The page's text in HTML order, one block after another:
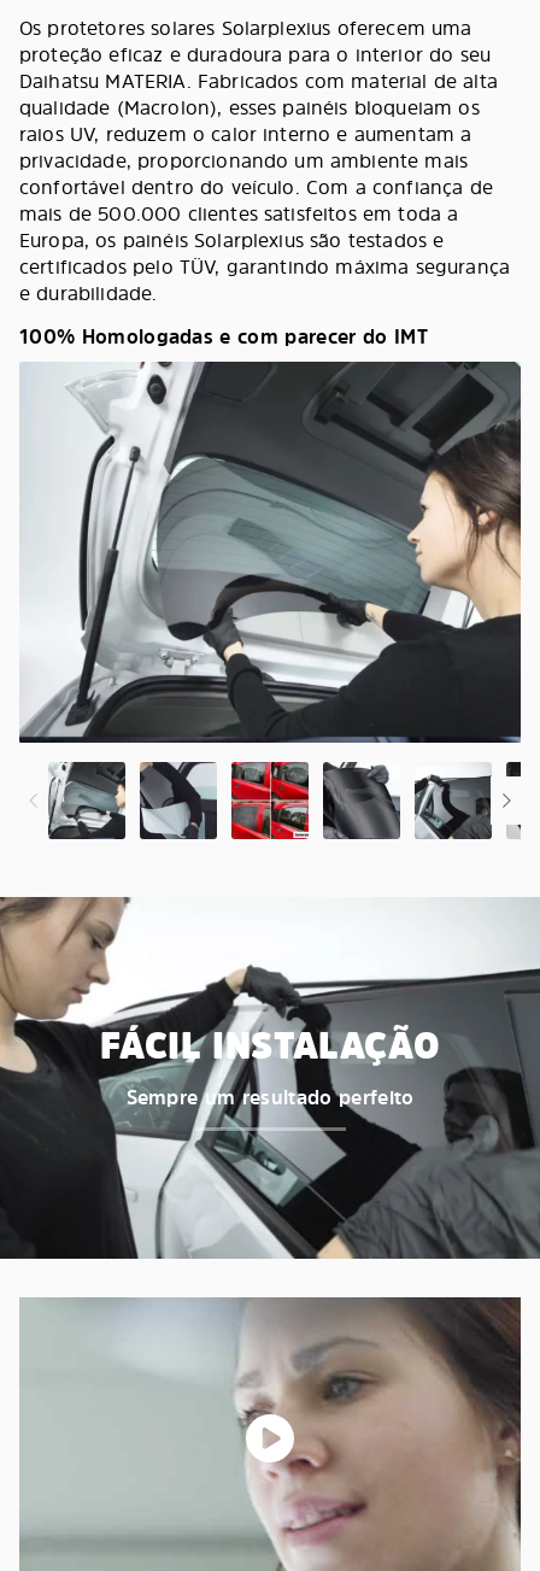
Os protetores solares Solarplexius oferecem uma
proteção eficaz e duradoura para o interior do seu
Daihatsu MATERIA. Fabricados com material de alta
qualidade (Macrolon), esses painéis bloqueiam os
raios UV, reduzem o calor interno e aumentam a
privacidade, proporcionando um ambiente mais
confortável dentro do veículo. Com a confiança de
mais de 500.000 clientes satisfeitos em toda a
Europa, os painéis Solarplexius são testados e
certificados pelo TÜV, garantindo máxima segurança
e durabilidade.
100% Homologadas e com parecer do IMT
FÁCIL INSTALAÇÃO
Sempre um resultado perfeito